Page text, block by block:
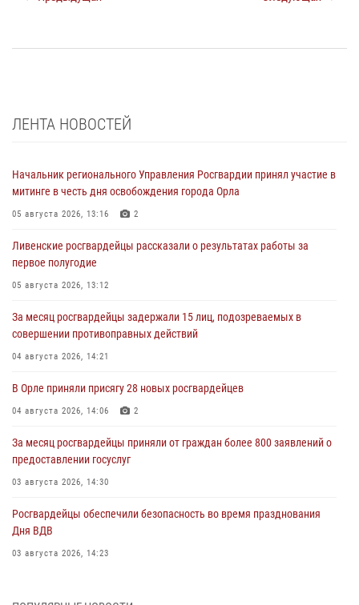
ЛЕНТА НОВОСТЕЙ
Начальник регионального Управления Росгвардии принял участие в
митинге в честь дня освобождения города Орла
05 августа 2026, 13:16 2
Ливенские росгвардейцы рассказали о результатах работы за
первое полугодие
05 августа 2026, 13:12
За месяц росгвардейцы задержали 15 лиц, подозреваемых в
совершении противоправных действий
04 августа 2026, 14:21
В Орле приняли присягу 28 новых росгвардейцев
04 августа 2026, 14:06 2
За месяц росгвардейцы приняли от граждан более 800 заявлений о
предоставлении госуслуг
03 августа 2026, 14:30
Росгвардейцы обеспечили безопасность во время празднования
Дня ВДВ
03 августа 2026, 14:23
участке